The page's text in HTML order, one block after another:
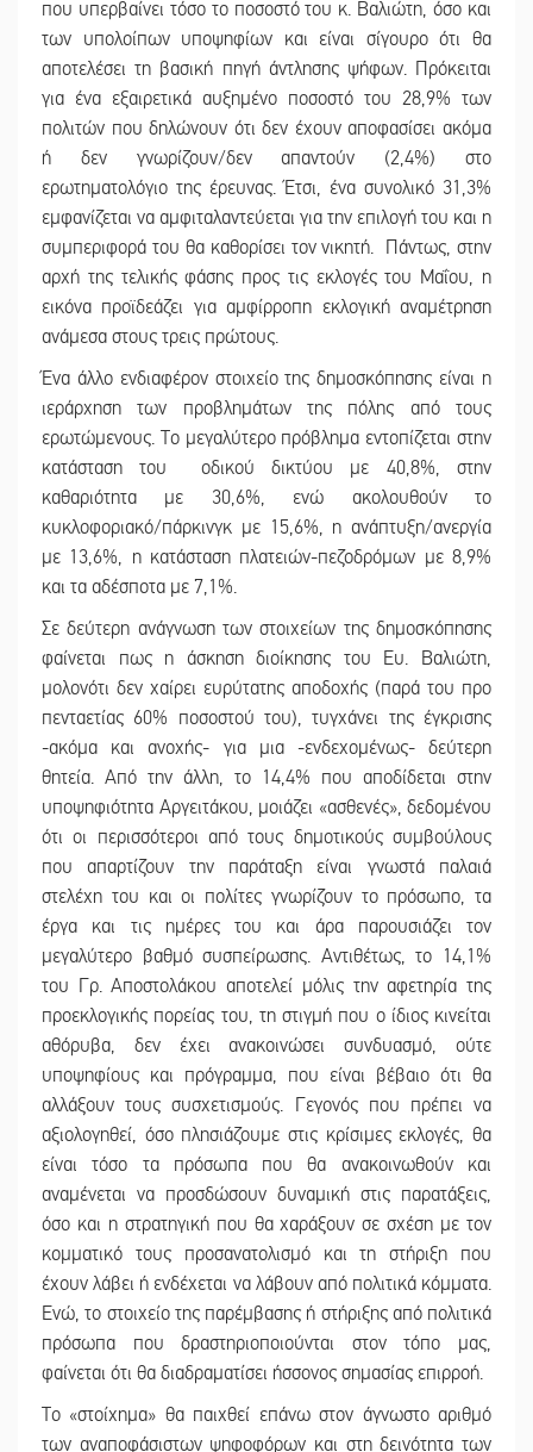
που υπερβαίνει τόσο το ποσοστό του κ. Βαλιώτη, όσο και
των υπολοίπων υποψηφίων και είναι σίγουρο ότι θα
αποτελέσει τη βασική πηγή άντλησης ψήφων. Πρόκειται
για ένα εξαιρετικά αυξημένο ποσοστό του 28,9% των
πολιτών που δηλώνουν ότι δεν έχουν αποφασίσει ακόμα
ή δεν γνωρίζουν/δεν απαντούν (2,4%) στο
ερωτηματολόγιο της έρευνας. Έτσι, ένα συνολικό 31,3%
εμφανίζεται να αμφιταλαντεύεται για την επιλογή του και η
συμπεριφορά του θα καθορίσει τον νικητή. Πάντως, στην
αρχή της τελικής φάσης προς τις εκλογές του Μαΐου, η
εικόνα προϊδεάζει για αμφίρροπη εκλογική αναμέτρηση
ανάμεσα στους τρεις πρώτους.
Ένα άλλο ενδιαφέρον στοιχείο της δημοσκόπησης είναι η
ιεράρχηση των προβλημάτων της πόλης από τους
ερωτώμενους. Το μεγαλύτερο πρόβλημα εντοπίζεται στην
κατάσταση του οδικού δικτύου με 40,8%, στην
καθαριότητα με 30,6%, ενώ ακολουθούν το
κυκλοφοριακό/πάρκινγκ με 15,6%, η ανάπτυξη/ανεργία
με 13,6%, η κατάσταση πλατειών-πεζοδρόμων με 8,9%
και τα αδέσποτα με 7,1%.
Σε δεύτερη ανάγνωση των στοιχείων της δημοσκόπησης
φαίνεται πως η άσκηση διοίκησης του Ευ. Βαλιώτη,
μολονότι δεν χαίρει ευρύτατης αποδοχής (παρά του προ
πενταετίας 60% ποσοστού του), τυγχάνει της έγκρισης
-ακόμα και ανοχής- για μια -ενδεχομένως- δεύτερη
θητεία. Από την άλλη, το 14,4% που αποδίδεται στην
υποψηφιότητα Αργειτάκου, μοιάζει «ασθενές», δεδομένου
ότι οι περισσότεροι από τους δημοτικούς συμβούλους
που απαρτίζουν την παράταξη είναι γνωστά παλαιά
στελέχη του και οι πολίτες γνωρίζουν το πρόσωπο, τα
έργα και τις ημέρες του και άρα παρουσιάζει τον
μεγαλύτερο βαθμό συσπείρωσης. Αντιθέτως, το 14,1%
του Γρ. Αποστολάκου αποτελεί μόλις την αφετηρία της
προεκλογικής πορείας του, τη στιγμή που ο ίδιος κινείται
αθόρυβα, δεν έχει ανακοινώσει συνδυασμό, ούτε
υποψηφίους και πρόγραμμα, που είναι βέβαιο ότι θα
αλλάξουν τους συσχετισμούς. Γεγονός που πρέπει να
αξιολογηθεί, όσο πλησιάζουμε στις κρίσιμες εκλογές, θα
είναι τόσο τα πρόσωπα που θα ανακοινωθούν και
αναμένεται να προσδώσουν δυναμική στις παρατάξεις,
όσο και η στρατηγική που θα χαράξουν σε σχέση με τον
κομματικό τους προσανατολισμό και τη στήριξη που
έχουν λάβει ή ενδέχεται να λάβουν από πολιτικά κόμματα.
Ενώ, το στοιχείο της παρέμβασης ή στήριξης από πολιτικά
πρόσωπα που δραστηριοποιούνται στον τόπο μας,
φαίνεται ότι θα διαδραματίσει ήσσονος σημασίας επιρροή.
Το «στοίχημα» θα παιχθεί επάνω στον άγνωστο αριθμό
των αναποφάσιστων ψηφοφόρων και στη δεινότητα των